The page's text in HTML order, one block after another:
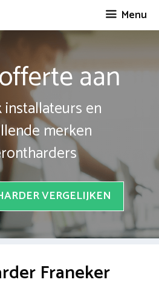
Menu
aan
en
merken
VERGELIJKEN
Franeker